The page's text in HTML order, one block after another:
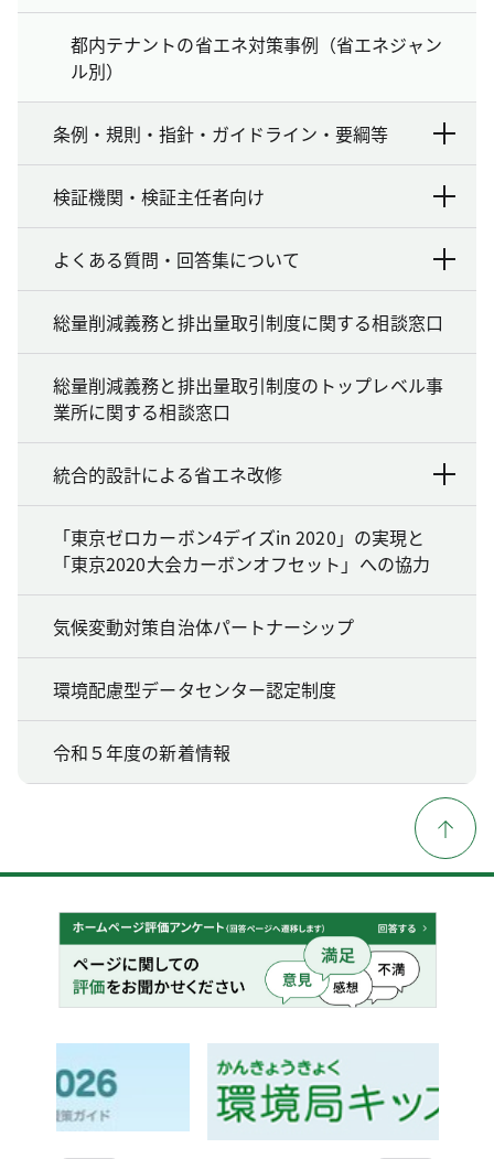
都内テナントの省エネ対策事例（省エネジャン
ル別）
条例・規則・指針・ガイドライン・要綱等
検証機関・検証主任者向け
よくある質問・回答集について
総量削減義務と排出量取引制度に関する相談窓口
総量削減義務と排出量取引制度のトップレベル事
業所に関する相談窓口
統合的設計による省エネ改修
「東京ゼロカーボン4デイズin 2020」の実現と
「東京2020大会カーボンオフセット」への協力
気候変動対策自治体パートナーシップ
環境配慮型データセンター認定制度
令和５年度の新着情報